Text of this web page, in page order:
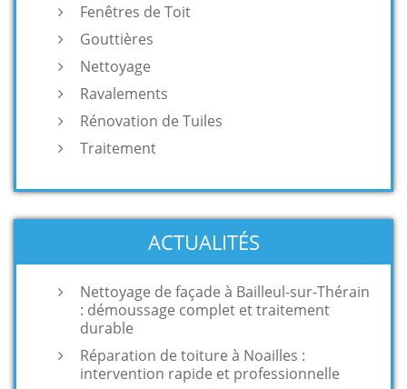
Fenêtres de Toit
Gouttières
Nettoyage
Ravalements
Rénovation de Tuiles
Traitement
ACTUALITÉS
Nettoyage de façade à Bailleul-sur-Thérain
: démoussage complet et traitement
durable
Réparation de toiture à Noailles :
intervention rapide et professionnelle